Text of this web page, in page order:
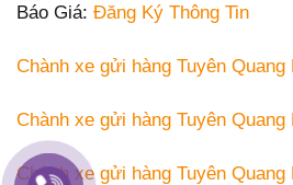
Báo Giá: Đăng Ký Thông Tin
Chành xe gửi hàng Tuyên Quang
Chành xe gửi hàng Tuyên Quang
Chành xe gửi hàng Tuyên Quang